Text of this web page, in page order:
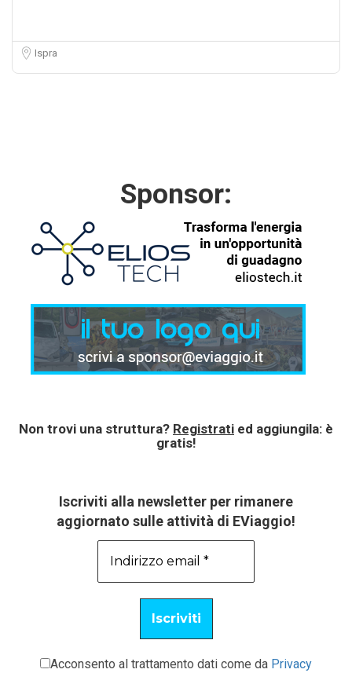
Ispra
Sponsor:
Non trovi una struttura? Registrati ed aggiungila: è
gratis!
Iscriviti alla newsletter per rimanere
aggiornato sulle attività di EViaggio!
Acconsento al trattamento dati come da Privacy